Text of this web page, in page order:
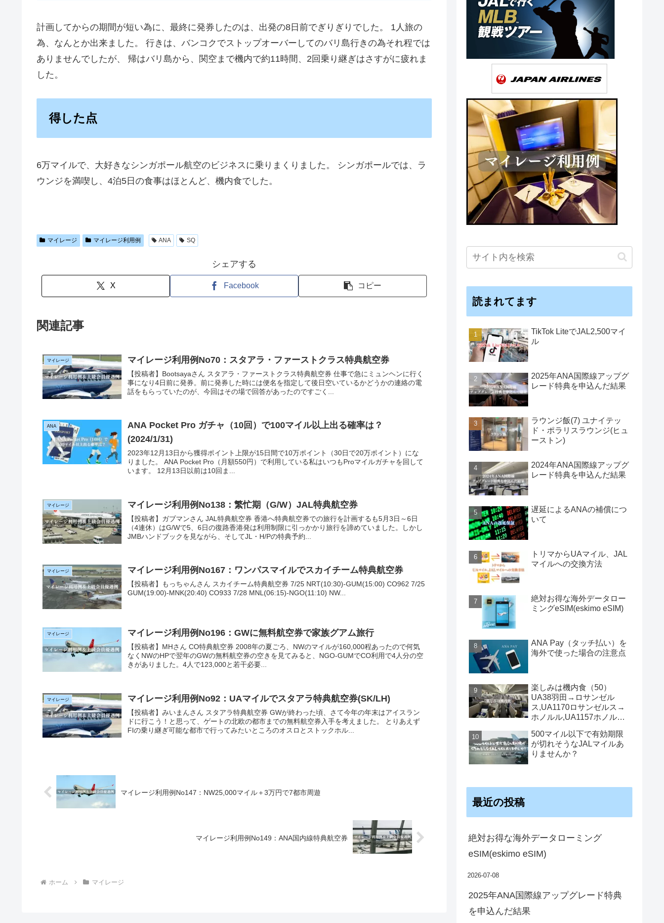
計画してからの期間が短い為に、最終に発券したのは、出発の8日前でぎりぎりでした。 1人旅の
為、なんとか出来ました。 行きは、バンコクでストップオーバーしてのバリ島行きの為それ程では
ありませんでしたが、 帰はバリ島から、関空まで機内で約11時間、2回乗り継ぎはさすがに疲れま
した。
得した点
6万マイルで、大好きなシンガポール航空のビジネスに乗りまくりました。 シンガポールでは、ラ
ウンジを満喫し、4泊5日の食事はほとんど、機内食でした。
マイレージ マイレージ利用例 ANA SQ
シェアする
X Facebook コピー
関連記事
マイレージ マイレージ利用例No70：スタアラ・ファーストクラス特典航空券
【投稿者】Bootsayaさん スタアラ・ファーストクラス特典航空券 仕事で急にミュンヘンに行く
事になり4日前に発券。前に発券した時には便名を指定して後日空いているかどうかの連絡の電
話をもらっていたのが、今回はその場で回答があったのですごく...
ANA
ANA Pocket Pro ガチャ（10回）で100マイル以上出る確率は？
(2024/1/31)
2023年12月13日から獲得ポイント上限が15日間で10万ポイント（30日で20万ポイント）にな
りました。 ANA Pocket Pro（月額550円）で利用している私はいつもProマイルガチャを回して
います。 12月13日以前は10回ま...
マイレージ マイレージ利用例No138：繁忙期（G/W）JAL特典航空券
【投稿者】ガブマンさん JAL特典航空券 香港へ特典航空券での旅行を計画するも5月3日～6日
（4連休）はG/Wで5、6日の復路香港発は利用制限に引っかかり旅行を諦めていました。しかし
JMBハンドブックを見ながら、そしてJL・H/Pの特典予約...
マイレージ マイレージ利用例No167：ワンパスマイルでスカイチーム特典航空券
【投稿者】もっちゃんさん スカイチーム特典航空券 7/25 NRT(10:30)-GUM(15:00) CO962 7/25
GUM(19:00)-MNK(20:40) CO933 7/28 MNL(06:15)-NGO(11:10) NW...
マイレージ マイレージ利用例No196：GWに無料航空券で家族グアム旅行
【投稿者】MHさん CO特典航空券 2008年の夏ごろ、NWのマイルが160,000程あったので何気
なくNWのHPで翌年のGWの無料航空券の空きを見てみると、NGO-GUMでCO利用で4人分の空
きがありました。4人で123,000と若干必要...
マイレージ マイレージ利用例No92：UAマイルでスタアラ特典航空券(SK/LH)
【投稿者】みいまんさん スタアラ特典航空券 GWが終わった頃、さて今年の年末はアイスラン
ドに行こう！と思って、ゲートの北欧の都市までの無料航空券入手を考えました。 とりあえず
FIの乗り継ぎ可能な都市で行ってみたいところのオスロとストックホル...
マイレージ利用例No147：NW25,000マイル＋3万円で7都市周遊
マイレージ利用例No149：ANA国内線特典航空券
ホーム マイレージ
読まれてます
TikTok LiteでJAL2,500マイ
ル
2025年ANA国際線アップグ
レード特典を申込んだ結果
ラウンジ飯(7) ユナイテッ
ド・ポラリスラウンジ(ヒュ
ーストン)
2024年ANA国際線アップグ
レード特典を申込んだ結果
遅延によるANAの補償につ
いて
トリマからUAマイル、JAL
マイルへの交換方法
絶対お得な海外データロー
ミングeSIM(eskimo eSIM)
ANA Pay（タッチ払い）を
海外で使った場合の注意点
楽しみは機内食（50）
UA38羽田→ロサンゼル
ス,UA1170ロサンゼルス→
ホノルル,UA1157ホノルル
500マイル以下で有効期限
が切れそうなJALマイルあ
りませんか？
最近の投稿
絶対お得な海外データローミング
eSIM(eskimo eSIM)
2026-07-08
2025年ANA国際線アップグレード特典
を申込んだ結果